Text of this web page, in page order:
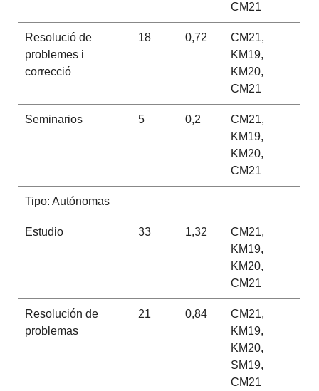
CM21
Resolució de
problemes i
correcció
18 0,72
CM21,
KM19,
KM20,
CM21
Seminarios 5 0,2
CM21,
KM19,
KM20,
CM21
Tipo: Autónomas
Estudio 33 1,32
CM21,
KM19,
KM20,
CM21
Resolución de
problemas
21 0,84
CM21,
KM19,
KM20,
SM19,
CM21